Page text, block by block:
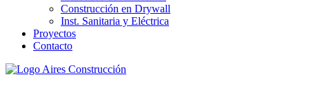
Construcción en Drywall
Inst. Sanitaria y Eléctrica
Proyectos
Contacto